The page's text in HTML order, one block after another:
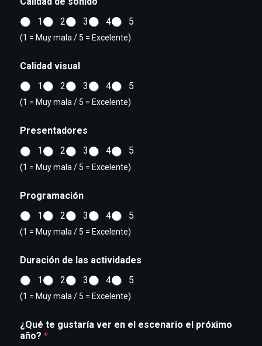
1
2 3 4 5
(1 = Muy mala / 5 = Excelente)
Calidad visual
1
2 3 4 5
(1 = Muy mala / 5 = Excelente)
Presentadores
1
2 3 4 5
(1 = Muy mala / 5 = Excelente)
Programación
1
2 3 4 5
(1 = Muy mala / 5 = Excelente)
Duración de las actividades
1
2 3 4 5
(1 = Muy mala / 5 = Excelente)
¿Qué te gustaría ver en el escenario el próximo
año? *